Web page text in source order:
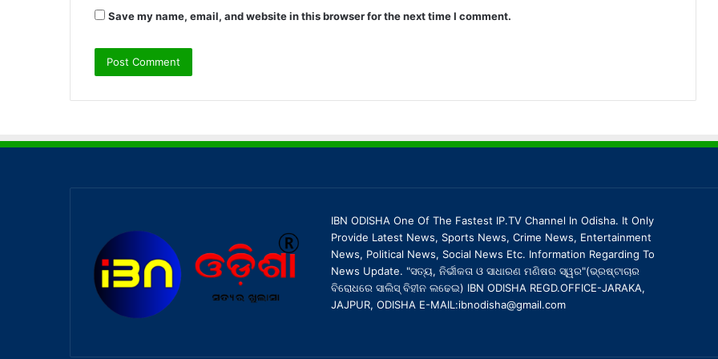
Save my name, email, and website in this browser for the next time I comment.
IBN ODISHA One Of The Fastest IP.TV Channel In Odisha. It Only
Provide Latest News, Sports News, Crime News, Entertainment
News, Political News, Social News Etc. Information Regarding To
News Update. "ସତ୍ୟ, ନିର୍ଭୀକତା ଓ ସାଧାରଣ ମଣିଷର ସ୍ୱର"(ଭ୍ରଷ୍ଟାଚାର
ବିରୋଧରେ ସାଲିସ୍ ବିହୀନ ଲଢେଇ) IBN ODISHA REGD.OFFICE-JARAKA,
JAJPUR, ODISHA E-MAIL:ibnodisha@gmail.com